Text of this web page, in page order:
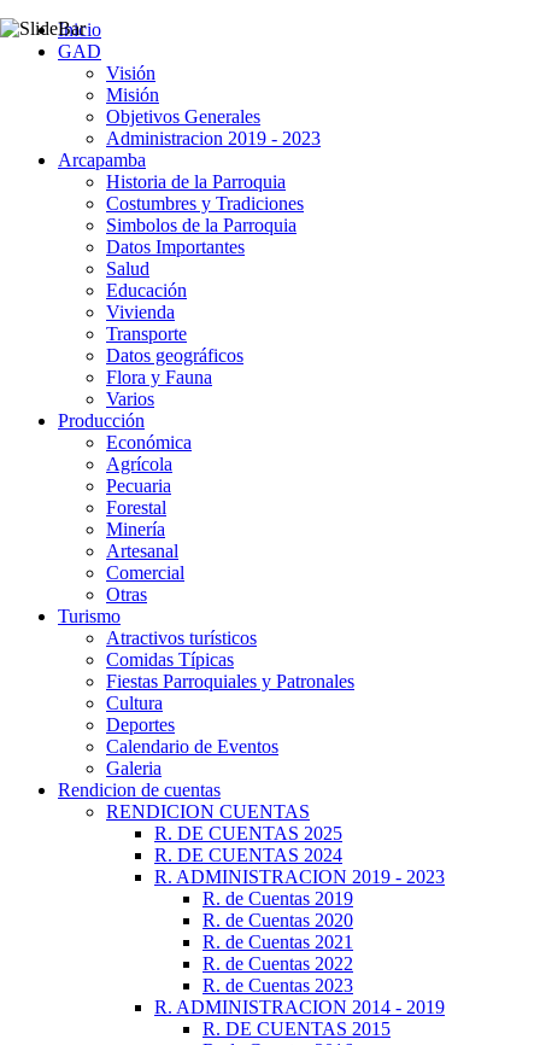
Inicio
GAD
Visión
Misión
Objetivos Generales
Administracion 2019 - 2023
Arcapamba
Historia de la Parroquia
Costumbres y Tradiciones
Simbolos de la Parroquia
Datos Importantes
Salud
Educación
Vivienda
Transporte
Datos geográficos
Flora y Fauna
Varios
Producción
Económica
Agrícola
Pecuaria
Forestal
Minería
Artesanal
Comercial
Otras
Turismo
Atractivos turísticos
Comidas Típicas
Fiestas Parroquiales y Patronales
Cultura
Deportes
Calendario de Eventos
Galeria
Rendicion de cuentas
RENDICION CUENTAS
R. DE CUENTAS 2025
R. DE CUENTAS 2024
R. ADMINISTRACION 2019 - 2023
R. de Cuentas 2019
R. de Cuentas 2020
R. de Cuentas 2021
R. de Cuentas 2022
R. de Cuentas 2023
R. ADMINISTRACION 2014 - 2019
R. DE CUENTAS 2015